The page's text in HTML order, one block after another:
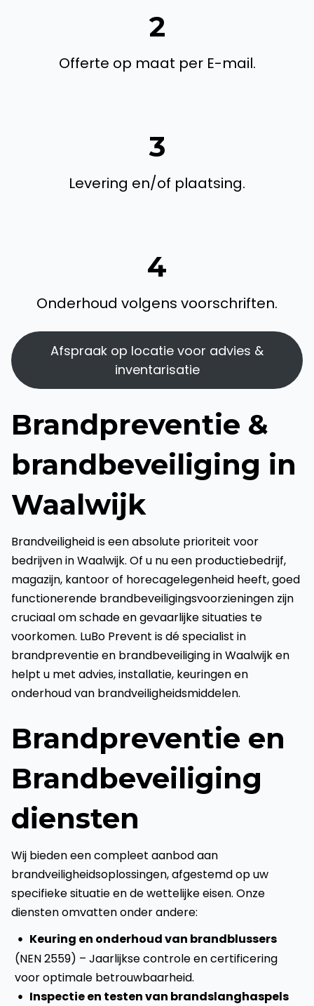
2
Offerte op maat per E-mail.
3
Levering en/of plaatsing.
4
Onderhoud volgens voorschriften.
Afspraak op locatie voor advies &
inventarisatie
Brandpreventie &
brandbeveiliging in
Waalwijk
Brandveiligheid is een absolute prioriteit voor
bedrijven in Waalwijk. Of u nu een productiebedrijf,
magazijn, kantoor of horecagelegenheid heeft, goed
functionerende brandbeveiligingsvoorzieningen zijn
cruciaal om schade en gevaarlijke situaties te
voorkomen. LuBo Prevent is dé specialist in
brandpreventie en brandbeveiliging in Waalwijk en
helpt u met advies, installatie, keuringen en
onderhoud van brandveiligheidsmiddelen.
Brandpreventie en
Brandbeveiliging
diensten
Wij bieden een compleet aanbod aan
brandveiligheidsoplossingen, afgestemd op uw
specifieke situatie en de wettelijke eisen. Onze
diensten omvatten onder andere:
Keuring en onderhoud van brandblussers
(NEN 2559) – Jaarlijkse controle en certificering
voor optimale betrouwbaarheid.
Inspectie en testen van brandslanghaspels